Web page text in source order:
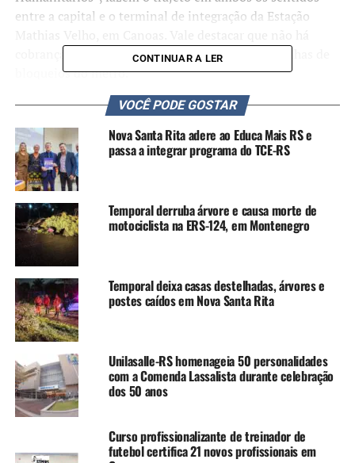
entre a capital e o terminal de integração da Estação
cobrança de passagem nos ônibus, apenas nas linhas de
bloqueios do metrô.
Confira a seguir os detalhes das viagens:
Partidas da Estação Mathias Velho– Viagens com destino
ao Centro de Porto Alegre, com paradas apenas para
desembarque nas estações Aeroporto e Farrapos, das
5h15 às 23h50. O embarque e desembarque em Mathias
Velho é feito no terminal de integração da estação.
Partidas do terminal da Av. Júlio de Castilhos
diretas com desembarque apenas na Estação Mathias
Velho, das 5h30 às 22h10.
Partidas da Estação Aeroporto
Estação Mathias Velho, com parada apenas para
embarque na Estação Farrapos, das 6h20 às 9h e das 16h
às 22h10.
O embarque e desembarque no Aeroporto é realizado na
parada de ônibus junto à estação, em parada
devidamente identificada, no lado norte, junto ao
CONTINUAR A LER
VOCÊ PODE GOSTAR
Nova Santa Rita adere ao Educa Mais RS e
passa a integrar programa do TCE-RS
Temporal derruba árvore e causa morte de
motociclista na ERS-124, em Montenegro
Temporal deixa casas destelhadas, árvores e
postes caídos em Nova Santa Rita
Unilasalle-RS homenageia 50 personalidades
com a Comenda Lassalista durante celebração
dos 50 anos
Curso profissionalizante de treinador de
futebol certifica 21 novos profissionais em